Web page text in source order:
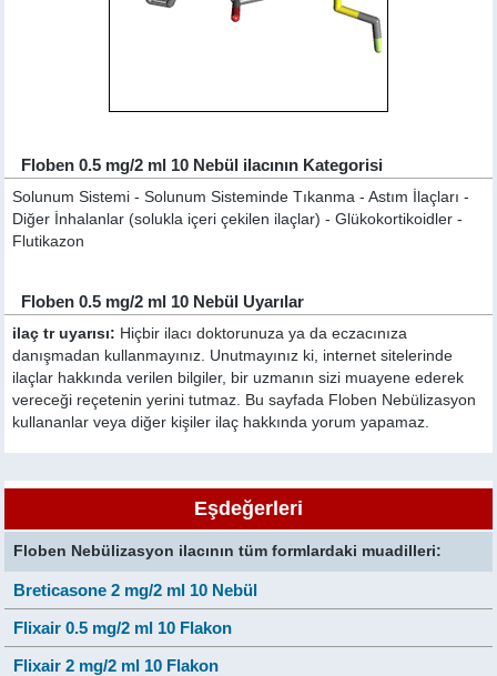
Floben 0.5 mg/2 ml 10 Nebül ilacının Kategorisi
Solunum Sistemi - Solunum Sisteminde Tıkanma - Astım İlaçları -
Diğer İnhalanlar (solukla içeri çekilen ilaçlar) - Glükokortikoidler -
Flutikazon
Floben 0.5 mg/2 ml 10 Nebül Uyarılar
ilaç tr uyarısı: Hiçbir ilacı doktorunuza ya da eczacınıza
danışmadan kullanmayınız. Unutmayınız ki, internet sitelerinde
ilaçlar hakkında verilen bilgiler, bir uzmanın sizi muayene ederek
vereceği reçetenin yerini tutmaz. Bu sayfada Floben Nebülizasyon
kullananlar veya diğer kişiler ilaç hakkında yorum yapamaz.
Eşdeğerleri
Floben Nebülizasyon ilacının tüm formlardaki muadilleri:
Breticasone 2 mg/2 ml 10 Nebül
Flixair 0.5 mg/2 ml 10 Flakon
Flixair 2 mg/2 ml 10 Flakon